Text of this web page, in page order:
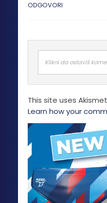
ODGOVORI
Klikni da ostaviš
This site uses
Learn how your